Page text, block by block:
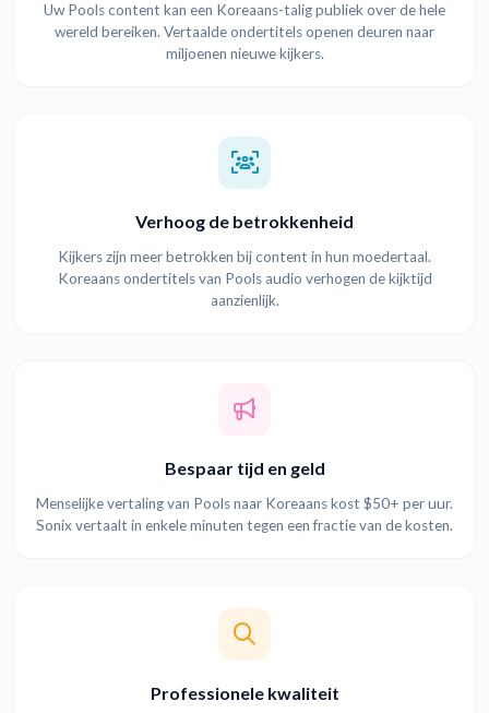
Uw Pools content kan een Koreaans-talig publiek over de hele
wereld bereiken. Vertaalde ondertitels openen deuren naar
miljoenen nieuwe kijkers.
Verhoog de betrokkenheid
Kijkers zijn meer betrokken bij content in hun moedertaal.
Koreaans ondertitels van Pools audio verhogen de kijktijd
aanzienlijk.
Bespaar tijd en geld
Menselijke vertaling van Pools naar Koreaans kost $50+ per uur.
Sonix vertaalt in enkele minuten tegen een fractie van de kosten.
Professionele kwaliteit